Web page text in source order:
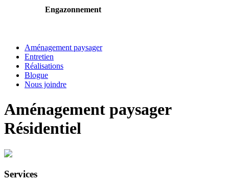
Engazonnement
Aménagement paysager
Entretien
Réalisations
Blogue
Nous joindre
Aménagement paysager
Résidentiel
Services